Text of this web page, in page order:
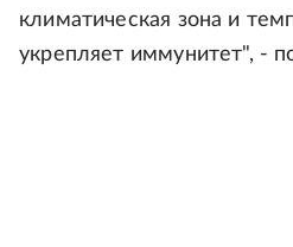
климатическая зона и
укрепляет иммунитет", -